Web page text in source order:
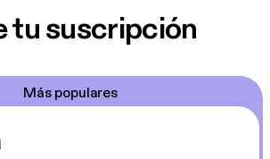
tu suscripción
Más populares